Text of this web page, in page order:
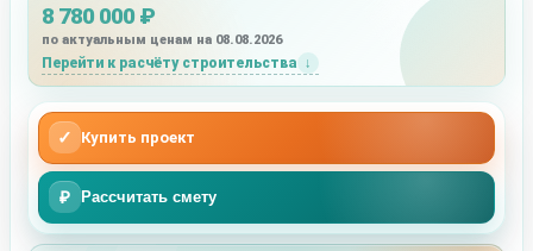
8 780 000 ₽
по актуальным ценам на 08.08.2026
Перейти к расчёту строительства
✓ Купить проект
₽ Рассчитать смету